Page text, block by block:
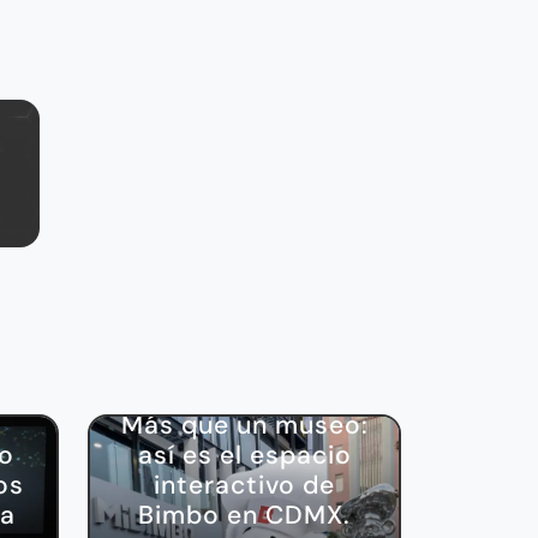
Más que un museo:
así es el espacio
interactivo de
Bimbo en CDMX.